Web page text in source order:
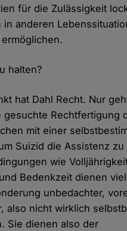
für die Zulässigkeit
in anderen
halten?
hat Dahl Recht. Nur
gesuchte Rechtfertigung
mit einer
Suizid die Assistenz zu
wie
Bedenkzeit dienen
unbedachter,
also nicht wirklich
Sie dienen also der